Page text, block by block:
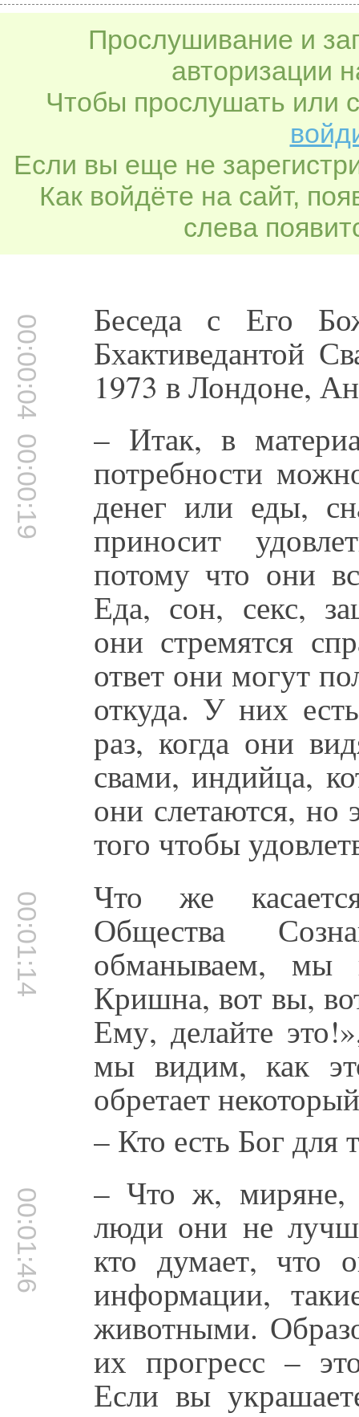
Прослушивание и
авторизации
Чтобы прослушать или
Если вы еще не
Как войдёте на сайт,
слева
00:00:04 Беседа с Его
Бхактиведантой
1973 в Лондоне,
00:00:19 – Итак, в
потребности
денег или еды,
приносит
потому что они
Еда, сон, секс,
они стремятся
ответ они могут
откуда. У них
раз, когда они
свами, индийца,
они слетаются,
того чтобы
00:01:14 Что же
Общества
обманываем, мы
Кришна, вот вы,
Ему, делайте
мы видим, как
обретает
– Кто есть Бог для
00:01:46 – Что ж, миряне,
люди они не
кто думает, что
информации,
животными.
их прогресс –
Если вы